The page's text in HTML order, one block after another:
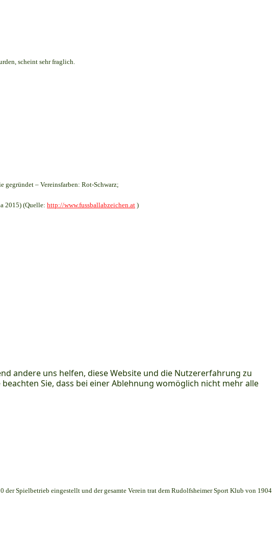
andere uns helfen, diese Website und die Nutzererfahrung zu
Sie, dass bei einer Ablehnung womöglich nicht mehr alle
scheint sehr fraglich.
gegründet – Vereinsfarben: Rot-Schwarz;
2015) (Quelle: http://www.fussballabzeichen.at )
der Spielbetrieb eingestellt und der gesamte Verein trat dem Rudolfsheimer Sport Klub von 1904